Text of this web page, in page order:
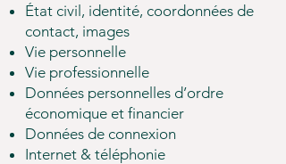
État civil, identité, coordonnées de
contact, images
Vie personnelle
Vie professionnelle
Données personnelles d’ordre
économique et financier
Données de connexion
Internet & téléphonie